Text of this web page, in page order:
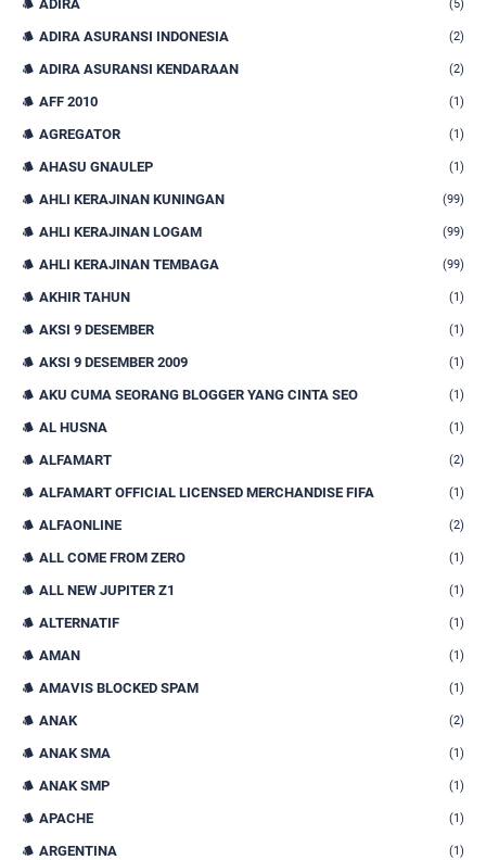
ADIRA (5)
ADIRA ASURANSI INDONESIA (2)
ADIRA ASURANSI KENDARAAN (2)
AFF 2010 (1)
AGREGATOR (1)
AHASU GNAULEP (1)
AHLI KERAJINAN KUNINGAN (99)
AHLI KERAJINAN LOGAM (99)
AHLI KERAJINAN TEMBAGA (99)
AKHIR TAHUN (1)
AKSI 9 DESEMBER (1)
AKSI 9 DESEMBER 2009 (1)
AKU CUMA SEORANG BLOGGER YANG CINTA SEO (1)
AL HUSNA (1)
ALFAMART (2)
ALFAMART OFFICIAL LICENSED MERCHANDISE FIFA (1)
ALFAONLINE (2)
ALL COME FROM ZERO (1)
ALL NEW JUPITER Z1 (1)
ALTERNATIF (1)
AMAN (1)
AMAVIS BLOCKED SPAM (1)
ANAK (2)
ANAK SMA (1)
ANAK SMP (1)
APACHE (1)
ARGENTINA (1)